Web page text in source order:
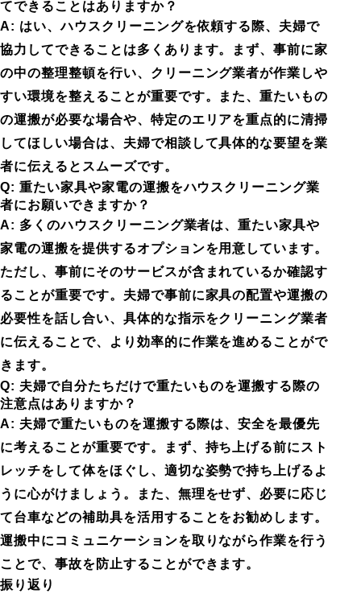
てできることはありますか？
A: はい、ハウスクリーニングを依頼する際、夫婦で
協力してできることは多くあります。まず、事前に家
の中の整理整頓を行い、クリーニング業者が作業しや
すい環境を整えることが重要です。また、重たいもの
の運搬が必要な場合や、特定のエリアを重点的に清掃
してほしい場合は、夫婦で相談して具体的な要望を業
者に伝えるとスムーズです。
Q: 重たい家具や家電の運搬をハウスクリーニング業
者にお願いできますか？
A: 多くのハウスクリーニング業者は、重たい家具や
家電の運搬を提供するオプションを用意しています。
ただし、事前にそのサービスが含まれているか確認す
ることが重要です。夫婦で事前に家具の配置や運搬の
必要性を話し合い、具体的な指示をクリーニング業者
に伝えることで、より効率的に作業を進めることがで
きます。
Q: 夫婦で自分たちだけで重たいものを運搬する際の
注意点はありますか？
A: 夫婦で重たいものを運搬する際は、安全を最優先
に考えることが重要です。まず、持ち上げる前にスト
レッチをして体をほぐし、適切な姿勢で持ち上げるよ
うに心がけましょう。また、無理をせず、必要に応じ
て台車などの補助具を活用することをお勧めします。
運搬中にコミュニケーションを取りながら作業を行う
ことで、事故を防止することができます。
振り返り